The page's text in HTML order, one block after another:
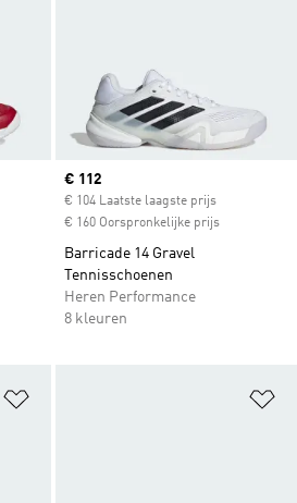
Current price
€ 112
€ 104 Laatste laagste prijs
€ 160 Oorspronkelijke prijs
Barricade 14 Gravel
Tennisschoenen
Heren Performance
8 kleuren